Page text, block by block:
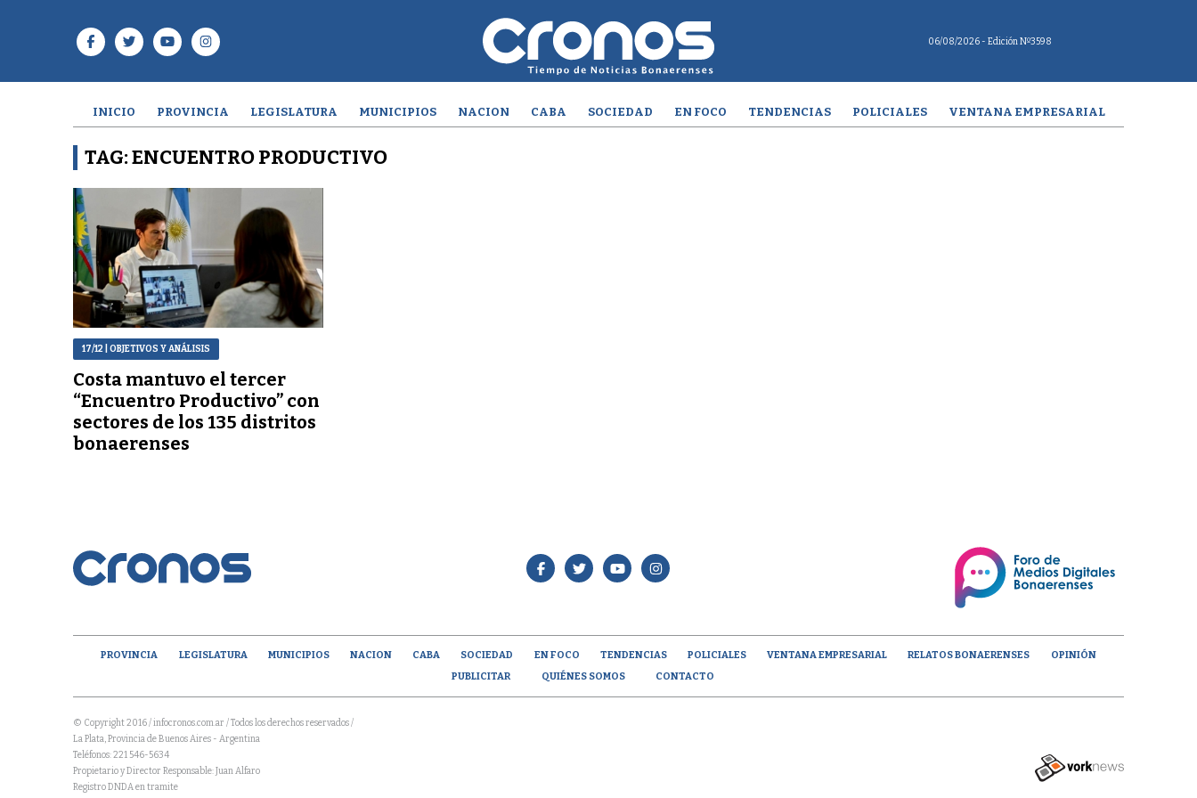
06/08/2026 - Edición Nº3598
INICIO PROVINCIA LEGISLATURA MUNICIPIOS NACION CABA SOCIEDAD EN FOCO TENDENCIAS POLICIALES VENTANA EMPRESARIAL
TAG: ENCUENTRO PRODUCTIVO
17/12 | OBJETIVOS Y ANÁLISIS
Costa mantuvo el tercer
“Encuentro Productivo” con
sectores de los 135 distritos
bonaerenses
PROVINCIA LEGISLATURA MUNICIPIOS NACION CABA SOCIEDAD EN FOCO TENDENCIAS POLICIALES VENTANA EMPRESARIAL RELATOS BONAERENSES
OPINIÓN
PUBLICITAR
QUIÉNES SOMOS CONTACTO
© Copyright 2016 / infocronos.com.ar / Todos los derechos reservados /
La Plata, Provincia de Buenos Aires - Argentina
Teléfonos: 221 546-5634
Propietario y Director Responsable: Juan Alfaro
Registro DNDA en tramite